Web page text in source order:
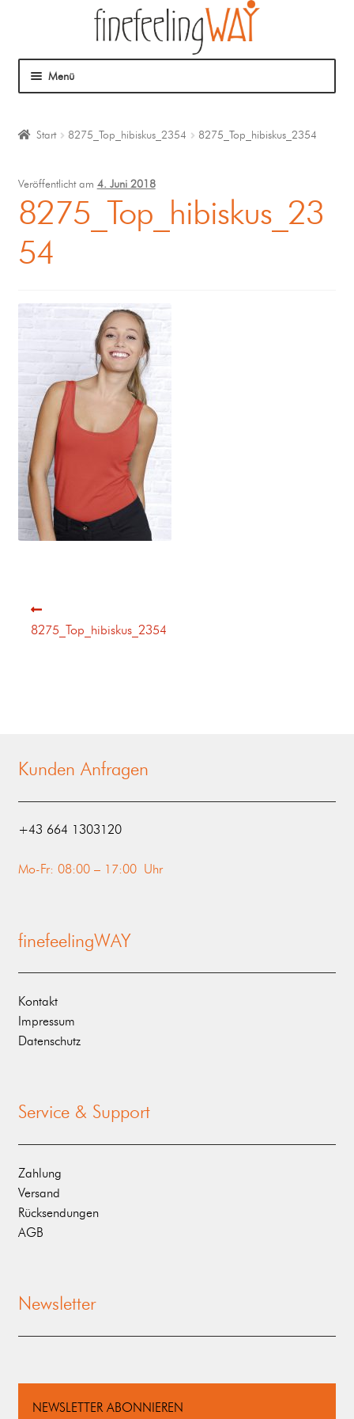
Menü
Coaching
Klangmassage
Start 8275_Top_hibiskus_2354 8275_Top_hibiskus_2354
Veröffentlicht am 4. Juni 2018
8275_Top_hibiskus_23
54
8275_Top_hibiskus_2354
Kunden Anfragen
‭+43 664 1303120‬
Mo-Fr: 08:00 – 17:00 Uhr
finefeelingWAY
Kontakt
Impressum
Datenschutz
Service & Support
Zahlung
Versand
Rücksendungen
AGB
Newsletter
NEWSLETTER ABONNIEREN